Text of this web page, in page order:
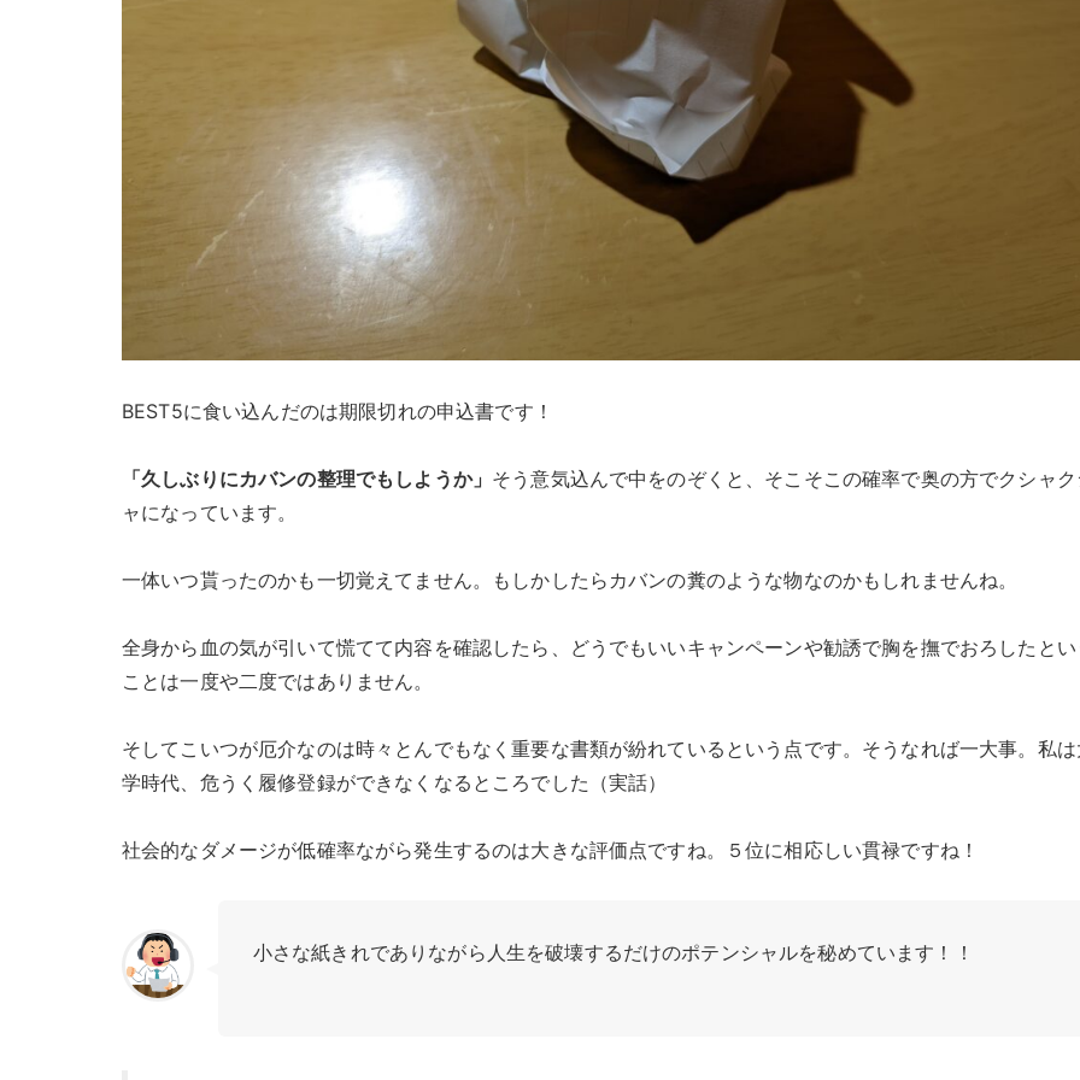
BEST5に食い込んだのは期限切れの申込書です！
「久しぶりにカバンの整理でもしようか」 そう意気込んで中をのぞくと、そこそこの確率で奥の方でクシャ
ャになっています。
一体いつ貰ったのかも一切覚えてません。もしかしたらカバンの糞のような物なのかもしれませんね。
全身から血の気が引いて慌てて内容を確認したら、どうでもいいキャンペーンや勧誘で胸を撫でおろしたと
ことは一度や二度ではありません。
そしてこいつが厄介なのは時々とんでもなく重要な書類が紛れているという点です。そうなれば一大事。私
学時代、危うく履修登録ができなくなるところでした（実話）
社会的なダメージが低確率ながら発生するのは大きな評価点ですね。５位に相応しい貫禄ですね！
小さな紙きれでありながら人生を破壊するだけのポテンシャルを秘めています！！